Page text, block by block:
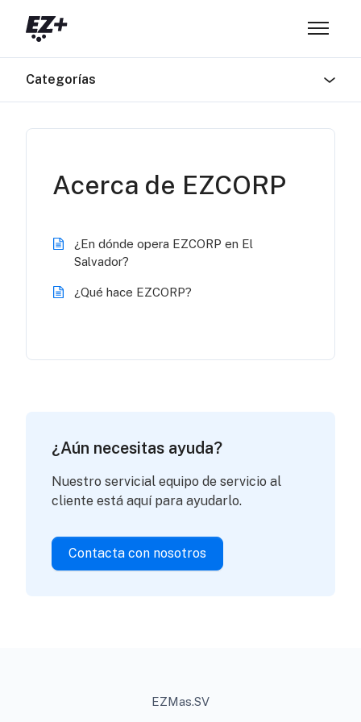
Abrir/
Categorías
Acerca de EZCORP
¿En dónde opera EZCORP en El
Salvador?
¿Qué hace EZCORP?
¿Aún necesitas ayuda?
Nuestro servicial equipo de servicio al
cliente está aquí para ayudarlo.
Contacta con nosotros
EZMas.SV